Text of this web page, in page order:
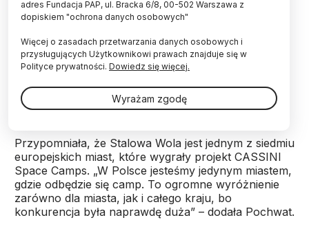
wezmą udział m.in. w warsztatach tworzenia
rakiet, będą też obserwować Słońce.
Jak poinformowała we wtorek przedstawicielka
organizatora campu Katarzyna Pochwat ze
Stalowowolskiej Agencji Rozwoju Regionalnego
(StARR), rozpoczęła się już rejestracja uczestników.
Przypomniała, że Stalowa Wola jest jednym z siedmiu
europejskich miast, które wygrały projekt CASSINI
Space Camps. „W Polsce jesteśmy jedynym miastem,
gdzie odbędzie się camp. To ogromne wyróżnienie
zarówno dla miasta, jak i całego kraju, bo
konkurencja była naprawdę duża” – dodała Pochwat.
adres Fundacja PAP, ul. Bracka 6/8, 00-502 Warszawa z
dopiskiem "ochrona danych osobowych"
Więcej o zasadach przetwarzania danych osobowych i
przysługujących Użytkownikowi prawach znajduje się w
Polityce prywatności. Dowiedz się więcej.
Wyrażam zgodę